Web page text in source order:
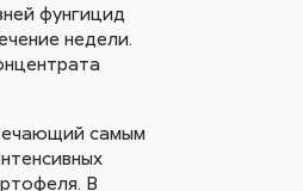
фунгицид
недели.
самым
В